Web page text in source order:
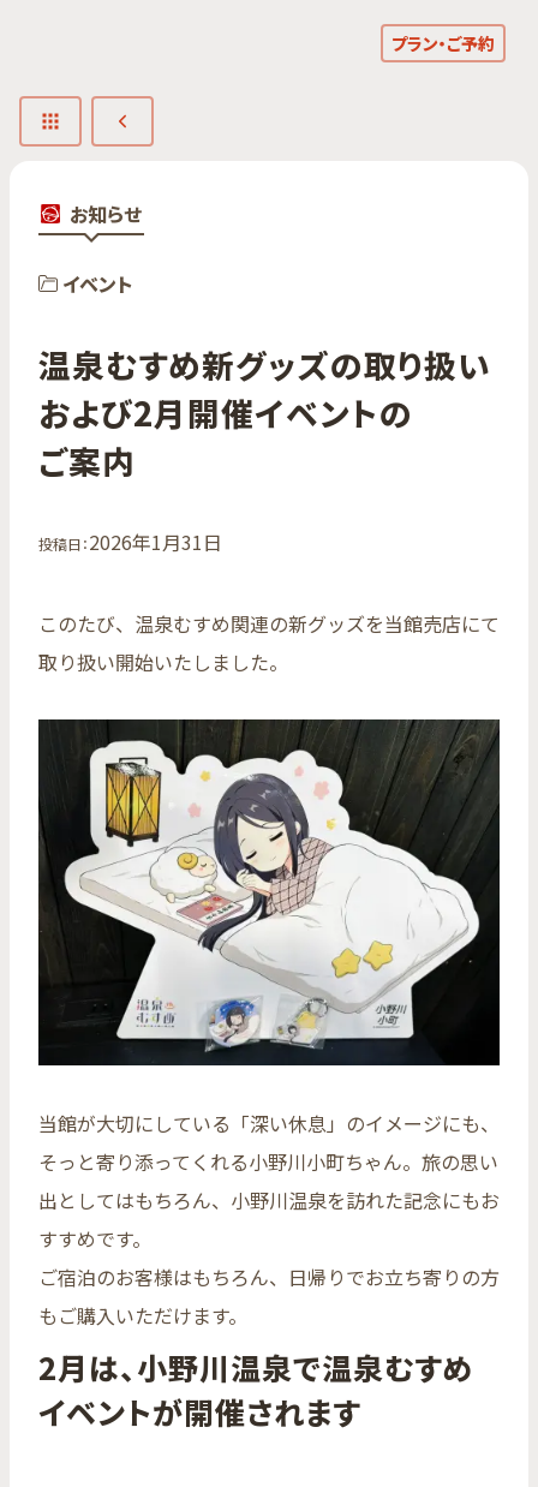
プラン・ご予約
お知らせ
イベント
温泉むすめ新グッズの​取り扱い​
および2月開催イベントの​
ご案内
投稿日：2026年1月31日
このたび、温泉むすめ関連の新グッズを当館売店にて
取り扱い開始いたしました。
当館が大切にしている「深い休息」のイメージにも、
そっと寄り添ってくれる小野川小町ちゃん。旅の思い
出としてはもちろん、小野川温泉を訪れた記念にもお
すすめです。
ご宿泊のお客様はもちろん、日帰りでお立ち寄りの方
もご購入いただけます。
2月は、小野川温泉で温泉むすめ
イベントが開催されます